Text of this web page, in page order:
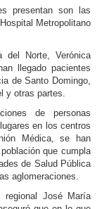
presentan son las
Metropolitano
del Norte, Verónica
llegado pacientes
de Santo Domingo,
y otras partes.
de personas
en los centros
Médica, se han
que cumpla
de Salud Pública
aglomeraciones.
José María